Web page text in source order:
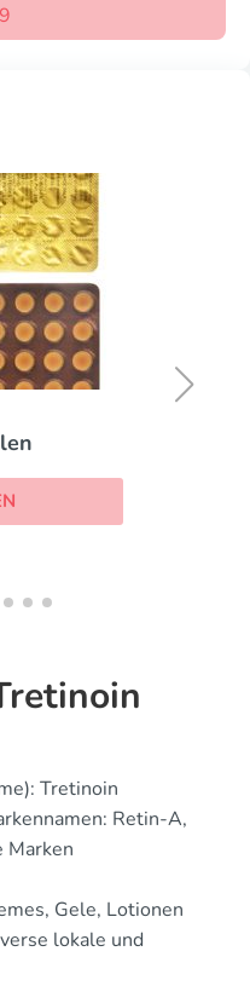
Tretinoin
Retin-A,
Gele, Lotionen
lokale und